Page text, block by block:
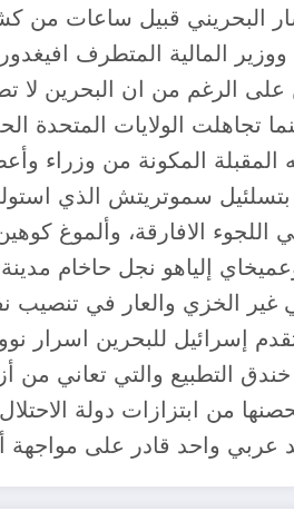
قبيل ساعات من كشف
ووزير المالية المتطرف
على الرغم من ان البحرين لا
تجاهلت الولايات المتحدة
المقبلة المكونة من وزراء
بتسلئيل سموتريتش الذي
اللجوء الافارقة، وألموغ
إلياهو نجل حاخام
غير الخزي والعار في تنصيب
إسرائيل للبحرين اسرار
خندق التطبيع والتي تعاني
من ابتزازات دولة
عربي واحد قادر على